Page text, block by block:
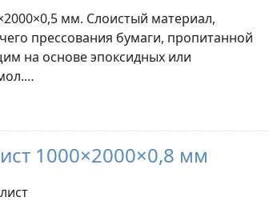
мм. Слоистый материал,
прессования бумаги, пропитанной
на основе эпоксидных или
1000×2000×0,8 мм